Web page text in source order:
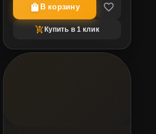
shopping_bag В корзину favorite_border
shopping_cart_checkoutКупить в 1 клик